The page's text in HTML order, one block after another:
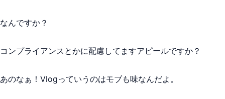
なんですか？
コンプライアンスとかに配慮してますアピールですか？
あのなぁ！Vlogっていうのはモブも味なんだよ。